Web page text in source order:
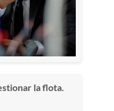
la flota.